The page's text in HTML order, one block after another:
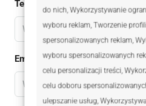
do nich, Wykorzystywanie
wyboru reklam, Tworzenie
spersonalizowanych reklam,
wyboru spersonalizowanych
celu personalizacji treści,
celu doboru
ulepszanie usług,
Telefon
Email